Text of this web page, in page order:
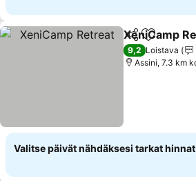
Jaa Lisää
XeniCamp
9,2 Loistava
Assini, 7.3 km
Valitse päivät nähdäksesi tarkat hinnat